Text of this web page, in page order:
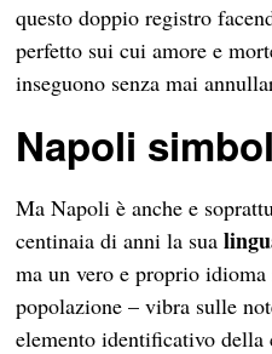
questo doppio registro
perfetto sui cui amore e
inseguono senza mai
Napoli
Ma Napoli è anche e
centinaia di anni la sua
ma un vero e proprio
popolazione – vibra sulle
elemento identificativo